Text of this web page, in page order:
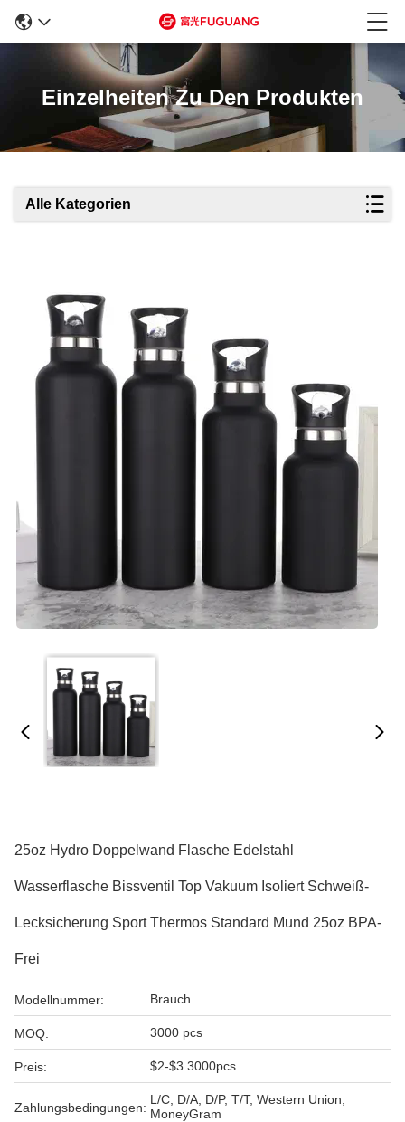
Einzelheiten Zu Den Produkten
Alle Kategorien
25oz Hydro Doppelwand Flasche Edelstahl
Wasserflasche Bissventil Top Vakuum Isoliert Schweiß-
Lecksicherung Sport Thermos Standard Mund 25oz BPA-
Frei
Modellnummer: Brauch
MOQ: 3000 pcs
Preis: $2-$3 3000pcs
Zahlungsbedingungen:
L/C, D/A, D/P, T/T, Western Union,
MoneyGram